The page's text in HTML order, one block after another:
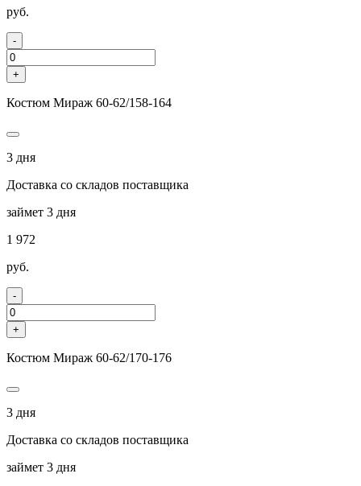
руб.
-
+
Костюм Мираж 60-62/158-164
3 дня
Доставка со складов поставщика
займет 3 дня
1 972
руб.
-
+
Костюм Мираж 60-62/170-176
3 дня
Доставка со складов поставщика
займет 3 дня